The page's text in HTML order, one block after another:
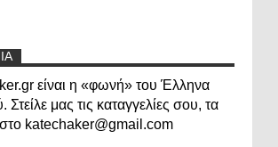
είναι η «φωνή» του Έλληνα
Στείλε μας τις καταγγελίες σου, τα
katechaker@gmail.com